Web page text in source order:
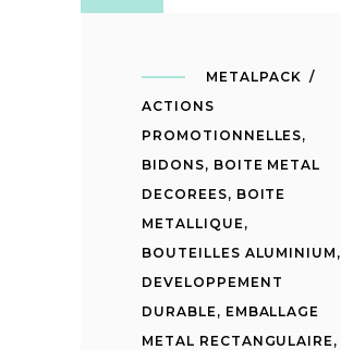
METALPACK
ACTIONS
PROMOTIONNELLES,
BIDONS, BOITE METAL
DECOREES, BOITE
METALLIQUE ,
BOUTEILLES ALUMINIUM ,
DEVELOPPEMENT
DURABLE , EMBALLAGE
METAL RECTANGULAIRE ,